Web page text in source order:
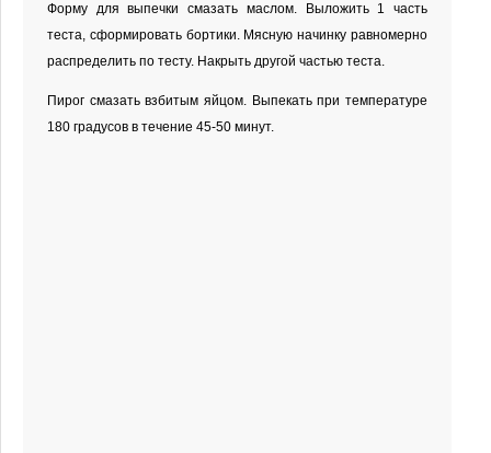
Форму для выпечки смазать маслом. Выложить 1 часть
теста, сформировать бортики. Мясную начинку равномерно
распределить по тесту. Накрыть другой частью теста.
Пирог смазать взбитым яйцом. Выпекать при температуре
180 градусов в течение 45-50 минут.